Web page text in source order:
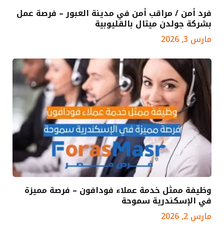
فرد أمن / مراقب أمن في مدينة العبور – فرصة عمل
بشركة جولدن ميتال بالقليوبية
مارس 3, 2026
وظيفة ممثل خدمة عملاء فودافون – فرصة مميزة
في الإسكندرية سموحة
مارس 2, 2026